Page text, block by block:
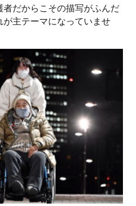
者だからこその描写がふんだ
が主テーマになっていませ